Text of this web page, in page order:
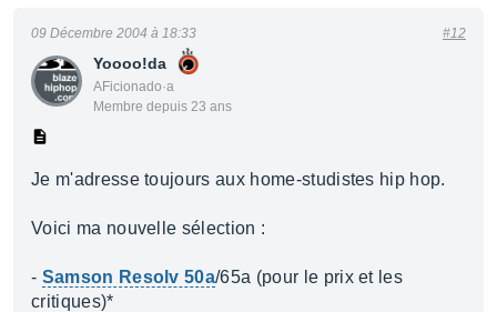
Yoooo!da
AFicionado·a
Membre depuis 23 ans
09 Décembre 2004 à 18:33 #12
Je m'adresse toujours aux home-studistes hip hop.
Voici ma nouvelle sélection :
- Samson Resolv 50a/65a (pour le prix et les
critiques)*